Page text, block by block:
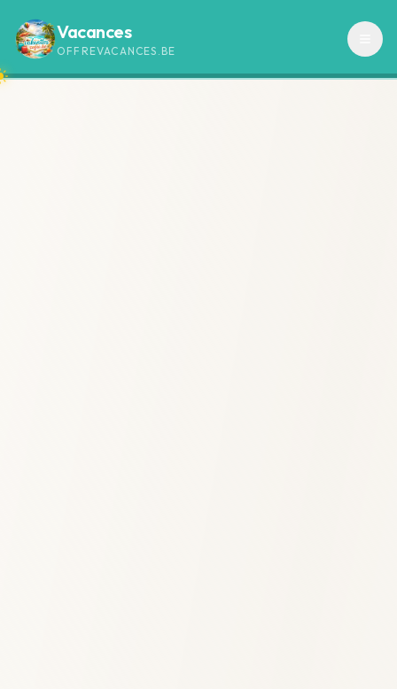
Vacances
OFFREVACANCES.BE